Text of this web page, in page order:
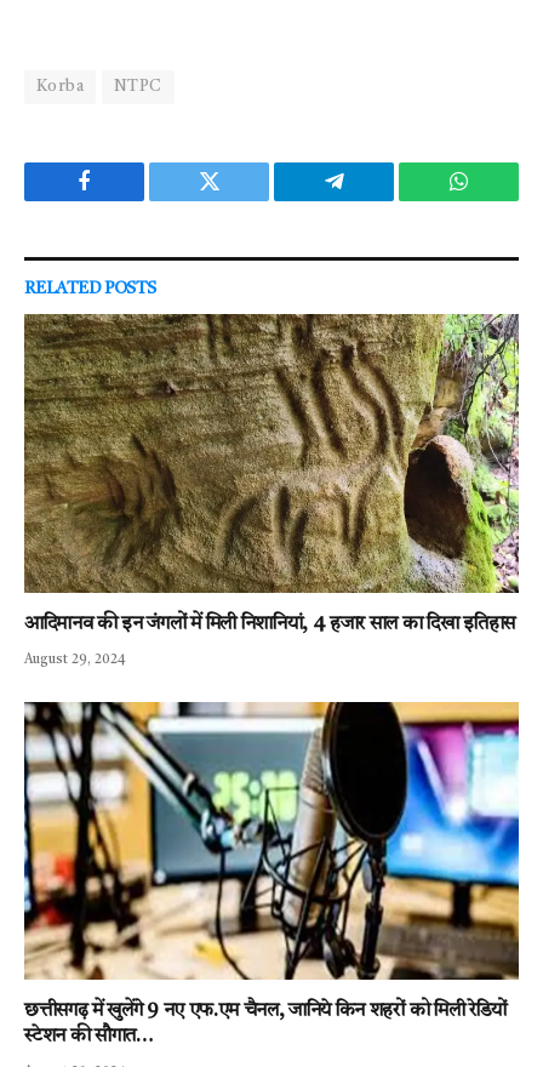
Korba NTPC
Facebook Twitter Telegram
RELATEDPOSTS
आदिमानव की इन जंगलों में मिली निशानियां, 4 हजार साल का दिखा इतिहास
August 29, 2024
छत्तीसगढ़ में खुलेंगे 9 नए एफ.एम चैनल, जानिये किन शहरों को मिली रेडियों
स्टेशन की सौगात…